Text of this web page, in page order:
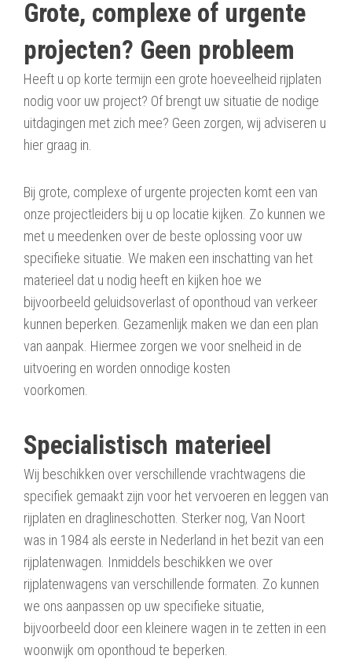
Grote, complexe of urgente
projecten? Geen probleem
Heeft u op korte termijn een grote hoeveelheid rijplaten
nodig voor uw project? Of brengt uw situatie de nodige
uitdagingen met zich mee? Geen zorgen, wij adviseren u
hier graag in.
Bij grote, complexe of urgente projecten komt een van
onze projectleiders bij u op locatie kijken. Zo kunnen we
met u meedenken over de beste oplossing voor uw
specifieke situatie. We maken een inschatting van het
materieel dat u nodig heeft en kijken hoe we
bijvoorbeeld geluidsoverlast of oponthoud van verkeer
kunnen beperken. Gezamenlijk maken we dan een plan
van aanpak. Hiermee zorgen we voor snelheid in de
uitvoering en worden onnodige kosten
voorkomen.
Specialistisch materieel
Wij beschikken over verschillende vrachtwagens die
specifiek gemaakt zijn voor het vervoeren en leggen van
rijplaten en draglineschotten. Sterker nog, Van Noort
was in 1984 als eerste in Nederland in het bezit van een
rijplatenwagen. Inmiddels beschikken we over
rijplatenwagens van verschillende formaten. Zo kunnen
we ons aanpassen op uw specifieke situatie,
bijvoorbeeld door een kleinere wagen in te zetten in een
woonwijk om oponthoud te beperken.